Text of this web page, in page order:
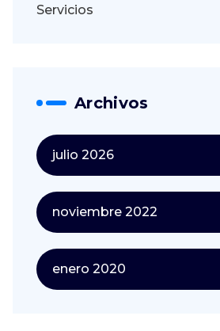
Servicios
Archivos
julio 2026
noviembre 2022
enero 2020